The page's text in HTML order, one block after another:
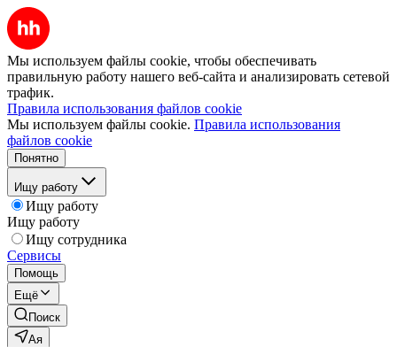
Мы используем файлы cookie, чтобы обеспечивать
правильную работу нашего веб-сайта и анализировать сетевой
трафик.
Правила использования файлов cookie
Мы используем файлы cookie. Правила использования
файлов cookie
Понятно
Ищу работу
Ищу работу
Ищу работу
Ищу сотрудника
Сервисы
Помощь
Ещё
Поиск
Ая